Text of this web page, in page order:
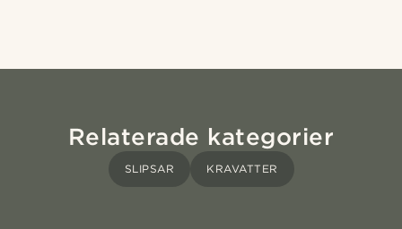
Relaterade kategorier
SLIPSAR KRAVATTER